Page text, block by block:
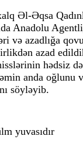
Əl-Əqsa
Anadolu
və azadlığa
azad
hədsiz
anda oğlunu
söyləyib.
yuvasıdır